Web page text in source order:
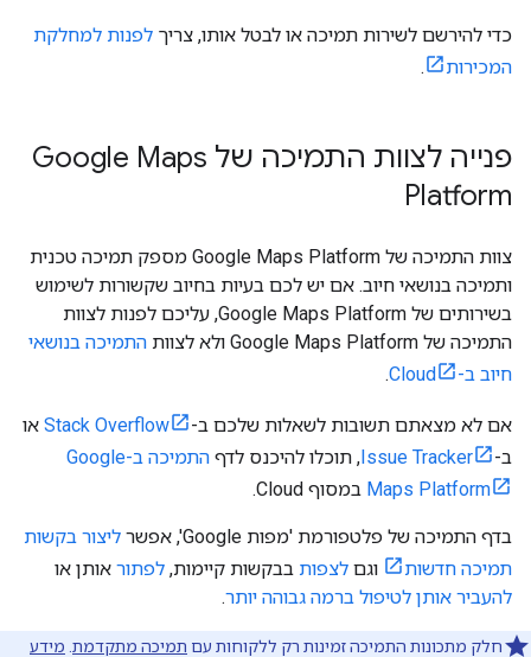
כדי להירשם לשירות תמיכה או לבטל אותו, צריך לפנות למחלקת
המכירות
.
פנייה לצוות התמיכה של Google Maps
Platform
צוות התמיכה של Google Maps Platform מספק תמיכה טכנית
ותמיכה בנושאי חיוב. אם יש לכם בעיות בחיוב שקשורות לשימוש
בשירותים של Google Maps Platform, עליכם לפנות לצוות
התמיכה של Google Maps Platform ולא לצוות
התמיכה בנושאי
חיוב ב-Cloud
.
אם לא מצאתם תשובות לשאלות שלכם ב- Stack Overflow או
ב-
Issue Tracker, תוכלו להיכנס לדף
התמיכה ב-Google
Maps Platform במסוף Cloud.
בדף התמיכה של פלטפורמת 'מפות Google', אפשר
ליצור בקשות
תמיכה חדשות
וגם לצפות בבקשות קיימות, לפתור אותן או
להעביר אותן לטיפול ברמה גבוהה יותר.
חלק מתכונות התמיכה זמינות רק ללקוחות עם תמיכה מתקדמת מידע